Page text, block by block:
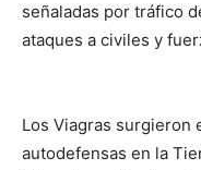
señaladas por tráfico
ataques a civiles y
Los Viagras surgieron
autodefensas en la